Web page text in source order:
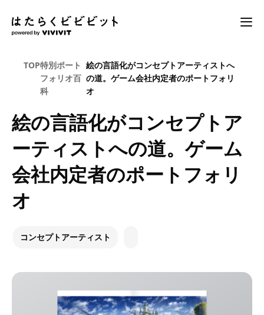
TOP特別ポート
フォリオ百
科
絵の言語化がコンセプトアーティストへ
の道。ゲーム会社内定者のポートフォリ
オ
絵の言語化がコンセプトア
ーティストへの道。ゲーム
会社内定者のポートフォリ
オ
コンセプトアーティスト